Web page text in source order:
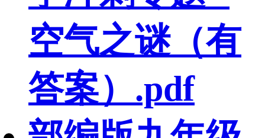
空气之谜（有
答案）.pdf